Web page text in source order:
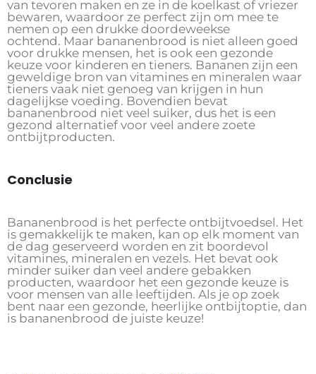
van tevoren maken en ze in de koelkast of vriezer
bewaren, waardoor ze perfect zijn om mee te
nemen op een drukke doordeweekse
ochtend. Maar bananenbrood is niet alleen goed
voor drukke mensen, het is ook een gezonde
keuze voor kinderen en tieners. Bananen zijn een
geweldige bron van vitamines en mineralen waar
tieners vaak niet genoeg van krijgen in hun
dagelijkse voeding. Bovendien bevat
bananenbrood niet veel suiker, dus het is een
gezond alternatief voor veel andere zoete
ontbijtproducten.
Conclusie
Bananenbrood is het perfecte ontbijtvoedsel. Het
is gemakkelijk te maken, kan op elk moment van
de dag geserveerd worden en zit boordevol
vitamines, mineralen en vezels. Het bevat ook
minder suiker dan veel andere gebakken
producten, waardoor het een gezonde keuze is
voor mensen van alle leeftijden. Als je op zoek
bent naar een gezonde, heerlijke ontbijtoptie, dan
is bananenbrood de juiste keuze!